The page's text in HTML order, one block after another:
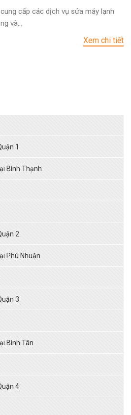
cấp các dịch vụ sửa máy lạnh
và...
Xem chi tiết
1
Bình Thạnh
2
Phú Nhuận
3
Bình Tân
4